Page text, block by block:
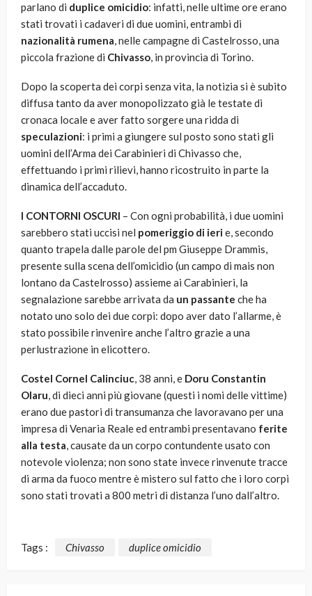
parlano di duplice omicidio: infatti, nelle ultime ore erano
stati trovati i cadaveri di due uomini, entrambi di
nazionalità rumena, nelle campagne di Castelrosso, una
piccola frazione di Chivasso, in provincia di Torino.
Dopo la scoperta dei corpi senza vita, la notizia si è subito
diffusa tanto da aver monopolizzato già le testate di
cronaca locale e aver fatto sorgere una ridda di
speculazioni: i primi a giungere sul posto sono stati gli
uomini dell’Arma dei Carabinieri di Chivasso che,
effettuando i primi rilievi, hanno ricostruito in parte la
dinamica dell’accaduto.
I CONTORNI OSCURI – Con ogni probabilità, i due uomini
sarebbero stati uccisi nel pomeriggio di ierie, secondo
quanto trapela dalle parole del pm Giuseppe Drammis,
presente sulla scena dell’omicidio (un campo di mais non
lontano da Castelrosso) assieme ai Carabinieri, la
segnalazione sarebbe arrivata da un passante che ha
notato uno solo dei due corpi: dopo aver dato l’allarme, è
stato possibile rinvenire anche l’altro grazie a una
perlustrazione in elicottero.
Costel Cornel Calinciuc, 38 anni, e Doru Constantin
Olaru, di dieci anni più giovane (questi i nomi delle vittime)
erano due pastori di transumanza che lavoravano per una
impresa di Venaria Reale ed entrambi presentavano ferite
alla testa, causate da un corpo contundente usato con
notevole violenza; non sono state invece rinvenute tracce
di arma da fuoco mentre è mistero sul fatto che i loro corpi
sono stati trovati a 800 metri di distanza l’uno dall’altro.
Tags : Chivasso duplice omicidio